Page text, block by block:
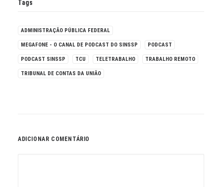
Tags
ADMINISTRAÇÃO PÚBLICA FEDERAL
MEGAFONE - O CANAL DE PODCAST DO SINSSP PODCAST
PODCAST SINSSP TCU TELETRABALHO TRABALHO REMOTO
TRIBUNAL DE CONTAS DA UNIÃO
ADICIONAR COMENTÁRIO